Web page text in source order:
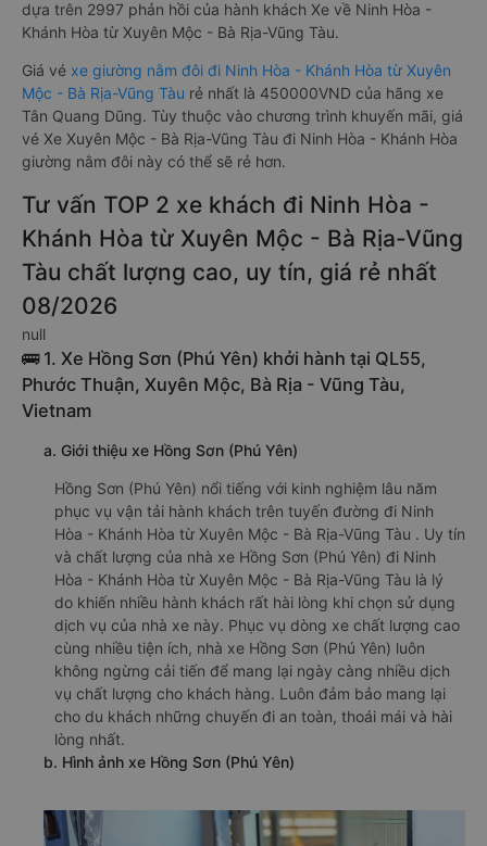
dựa trên 2997 phản hồi của hành khách Xe về Ninh Hòa -
Khánh Hòa từ Xuyên Mộc - Bà Rịa-Vũng Tàu.
Giá vé xe giường nằm đôi đi Ninh Hòa - Khánh Hòa từ Xuyên
Mộc - Bà Rịa-Vũng Tàu rẻ nhất là 450000VND của hãng xe
Tân Quang Dũng. Tùy thuộc vào chương trình khuyến mãi, giá
vé Xe Xuyên Mộc - Bà Rịa-Vũng Tàu đi Ninh Hòa - Khánh Hòa
giường nằm đôi này có thể sẽ rẻ hơn.
Tư vấn TOP 2 xe khách đi Ninh Hòa -
Khánh Hòa từ Xuyên Mộc - Bà Rịa-Vũng
Tàu chất lượng cao, uy tín, giá rẻ nhất
08/2026
null
🚌 1. Xe Hồng Sơn (Phú Yên) khởi hành tại QL55,
Phước Thuận, Xuyên Mộc, Bà Rịa - Vũng Tàu,
Vietnam
a. Giới thiệu xe Hồng Sơn (Phú Yên)
Hồng Sơn (Phú Yên) nổi tiếng với kinh nghiệm lâu năm
phục vụ vận tải hành khách trên tuyến đường đi Ninh
Hòa - Khánh Hòa từ Xuyên Mộc - Bà Rịa-Vũng Tàu . Uy tín
và chất lượng của nhà xe Hồng Sơn (Phú Yên) đi Ninh
Hòa - Khánh Hòa từ Xuyên Mộc - Bà Rịa-Vũng Tàu là lý
do khiến nhiều hành khách rất hài lòng khi chọn sử dụng
dịch vụ của nhà xe này. Phục vụ dòng xe chất lượng cao
cùng nhiều tiện ích, nhà xe Hồng Sơn (Phú Yên) luôn
không ngừng cải tiến để mang lại ngày càng nhiều dịch
vụ chất lượng cho khách hàng. Luôn đảm bảo mang lại
cho du khách những chuyến đi an toàn, thoái mái và hài
lòng nhất.
b. Hình ảnh xe Hồng Sơn (Phú Yên)